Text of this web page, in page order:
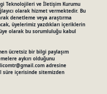
Teknolojileri ve İletişim Kurumu
olarak hizmet vermektedir. Bu
denetleme veya araştırma
üyelerimiz yazdıkları içeriklerin
olarak bu sorumluluğu kabul
ücretsiz bir bilgi paylaşım
aykırı olduğunu
adresine
içerisinde sitemizden